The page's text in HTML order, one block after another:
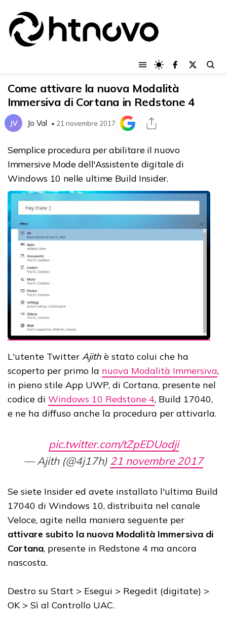
Come attivare la nuova Modalità
Immersiva di Cortana in Redstone 4
JV Jo Val • 21 novembre 2017
Semplice procedura per abilitare il nuovo
Immersive Mode dell'Assistente digitale di
Windows 10 nelle ultime Build Insider.
L'utente Twitter Ajith è stato colui che ha
scoperto per primo la nuova Modalità Immersiva,
in pieno stile App UWP, di Cortana, presente nel
codice di Windows 10 Redstone 4, Build 17040,
e ne ha diffuso anche la procedura per attivarla.
pic.twitter.com/tZpEDUodji
— Ajith (@4j17h) 21 novembre 2017
Se siete Insider ed avete installato l'ultima Build
17040 di Windows 10, distribuita nel canale
Veloce, agite nella maniera seguente per
attivare subito la nuova Modalità Immersiva di
Cortana, presente in Redstone 4 ma ancora
nascosta.
Destro su Start > Esegui > Regedit (digitate) >
OK > Sì al Controllo UAC.